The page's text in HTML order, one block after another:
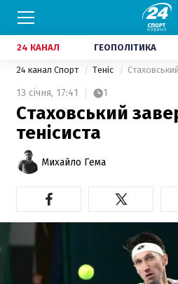
24 КАНАЛ ГЕОПОЛІТИКА
24 канал Спорт Теніс
13 січня, 17:41 1
Стаховський
тенісиста
Михайло Гема